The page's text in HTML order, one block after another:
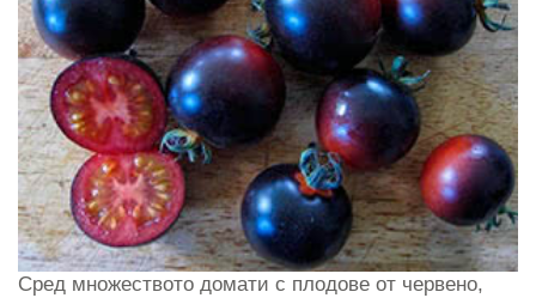
Сред множеството домати с плодове от червено,